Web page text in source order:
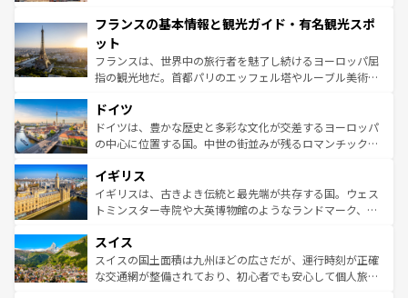
ませてくれるイタリアで、忘れられない旅をしてみよう！
なお、新着のイタリア情報は
しい。
文化が根付くこの国では、情熱的なフラメンコ、熱気あふ
れる闘牛、そして美味しいタパスが生活の一部となってい
る。首都マドリードの洗練された雰囲気や、バルセロナの
アートに溢れた街角から、地方では古代ローマ遺跡や中世
せる。地方によって風土や気候が異なるスペインはその個
性で訪れる人を魅了する。 なお、新着のスペイン情報は コ
ンテンツ一覧を参照してほしい。
フランスの基本情報と観光ガイド・有名観光スポ
ット
フランスは、世界中の旅行者を魅了し続けるヨーロッパ屈
指の観光地だ。首都パリのエッフェル塔やルーブル美術館
で、幅広い魅力が詰まっている。華麗な宮殿、歴史的な大
聖堂、美しいビーチ、そして豊かな自然が、訪れる者を心
から魅了する。また、フランスは美食の国としても知ら
いる。シャンパンの発祥地であるランス、プロヴァンスの
香り高いラベンダー畑など、多彩な楽しみ方が可能だ。さ
らに、パリ以外の地域にも魅力が溢れており、どの街角に
れる地方に足を運ぶとそれぞれで全く異なる文化を体験で
きるだろう。 なお、新着のフランス情報はコンテンツ一覧
を参照してほしい。
ドイツ
ドイツは、豊かな歴史と多彩な文化が交差するヨーロッパ
の中心に位置する国。中世の街並みが残るロマンチック街
顔を持つこの国は、どこを歩いても飽きることがない。ベ
ルリンの文化的活気、バイエルン州のアルプスの絶景、そ
してライン川沿いのワイン畑といった風景は必見。ビール
は、お酒好きな人にはぜひ体験してほしい。 なお、新着の
ドイツ情報はコンテンツ一覧を参照してほしい。
イギリス
イギリスは、古きよき伝統と最先端が共存する国。ウェス
トミンスター寺院や大英博物館のようなランドマーク、歴
リアごとに異なる魅力がある。また、優雅なアフタヌーン
ティー、ビール好きにはたまらない英国パブ、サッカー観
戦など、本場だからこそできる体験も豊富。イギリスを旅
スイス
スイスの国土面積は九州ほどの広さだが、運行時刻が正確
な交通網が整備されており、初心者でも安心して個人旅行